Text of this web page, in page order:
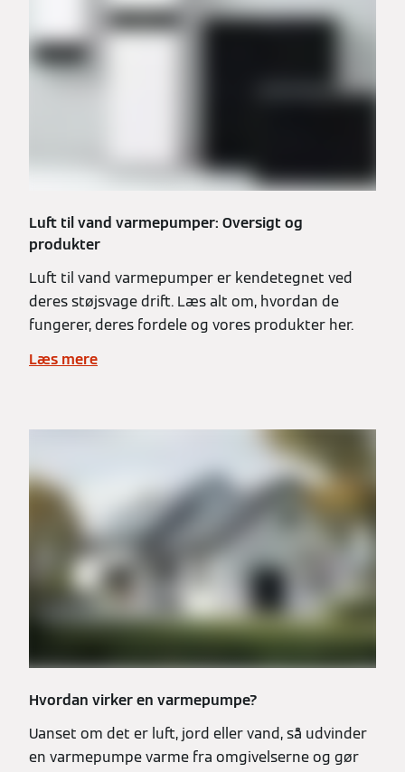
Luft til vand varmepumper: Oversigt og
produkter
Luft til vand varmepumper er kendetegnet ved
deres støjsvage drift. Læs alt om, hvordan de
fungerer, deres fordele og vores produkter her.
Læs mere
Hvordan virker en varmepumpe?
Uanset om det er luft, jord eller vand, så udvinder
en varmepumpe varme fra omgivelserne og gør